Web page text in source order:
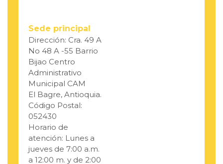
Sede principal
Dirección: Cra. 49 A
No 48 A -55 Barrio
Bijao Centro
Administrativo
Municipal CAM
El Bagre, Antioquia.
Código Postal:
052430
Horario de
atención: Lunes a
jueves de 7:00 a.m.
a 12:00 m. y de 2:00